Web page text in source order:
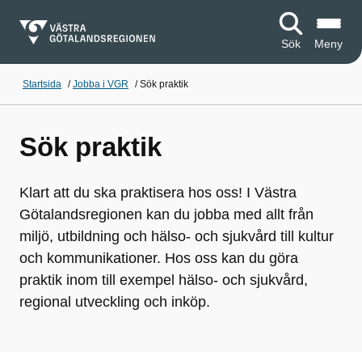
Sök Meny
Startsida /Jobba i VGR /Sök praktik
Sök praktik
Klart att du ska praktisera hos oss! I Västra
Götalandsregionen kan du jobba med allt från
miljö, utbildning och hälso- och sjukvård till kultur
och kommunikationer. Hos oss kan du göra
praktik inom till exempel hälso- och sjukvård,
regional utveckling och inköp.